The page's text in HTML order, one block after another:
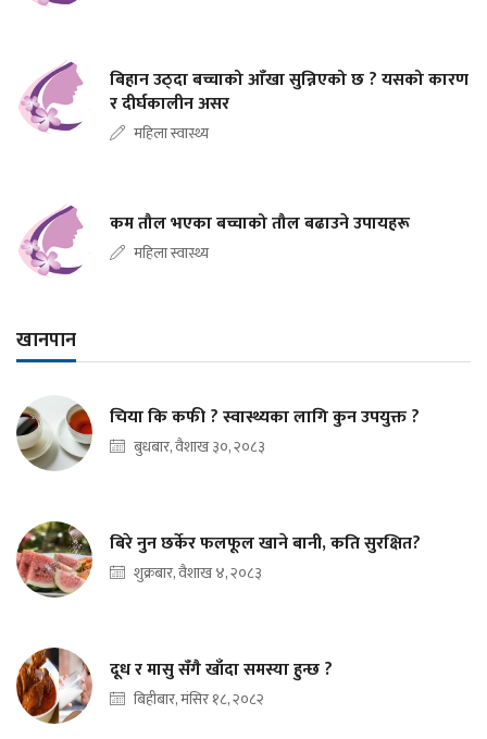
बिहान उठ्दा बच्चाको आँखा सुन्निएको छ ? यसको कारण
र दीर्घकालीन असर
महिला स्वास्थ्य
कम तौल भएका बच्चाको तौल बढाउने उपायहरू
महिला स्वास्थ्य
खानपान
चिया कि कफी ? स्वास्थ्यका लागि कुन उपयुक्त ?
बुधबार, वैशाख ३०, २०८३
बिरे नुन छर्केर फलफूल खाने बानी, कति सुरक्षित?
शुक्रबार, वैशाख ४, २०८३
दूध र मासु सँगै खाँदा समस्या हुन्छ ?
बिहीबार, मंसिर १८, २०८२